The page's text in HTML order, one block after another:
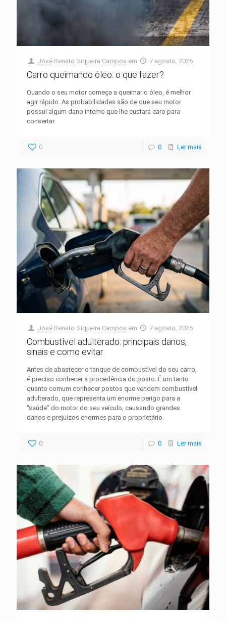
José Renato Siqueira Campos em 7 agosto, 2026
Carro queimando óleo: o que fazer?
Quando o seu motor começa a queimar o óleo, é melhor
agir rápido. As probabilidades são de que seu motor
possui algum dano interno que lhe custará caro para
consertar.
0 0 Ler mais
José Renato Siqueira Campos em 7 agosto, 2026
Combustível adulterado: principais danos,
sinais e como evitar
Antes de abastecer o tanque de combustível do seu carro,
é preciso conhecer a procedência do posto. É um tanto
quanto comum conhecer postos que vendem combustível
adulterado, que representa um enorme perigo para a
“saúde” do motor do seu veículo, causando grandes
danos e prejuízos enormes para o proprietário.
0 0 Ler mais